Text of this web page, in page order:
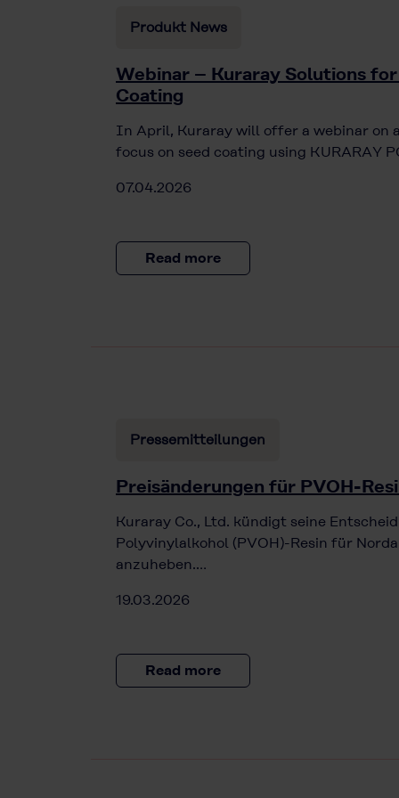
Produkt News
Webinar – Kuraray Solutions
Coating
In April, Kuraray will offer a webinar on
focus on seed coating using KURARAY
07.04.2026
Read more
Pressemitteilungen
Preisänderungen für PVOH-
Kuraray Co., Ltd. kündigt seine
Polyvinylalkohol (PVOH)-Resin für
anzuheben.…
19.03.2026
Read more